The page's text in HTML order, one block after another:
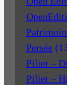
Persée
Pilier –
Pilier –